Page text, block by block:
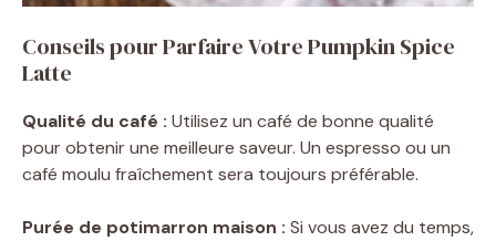
Conseils pour Parfaire Votre Pumpkin Spice
Latte
Qualité du café : Utilisez un café de bonne qualité
pour obtenir une meilleure saveur. Un espresso ou un
café moulu fraîchement sera toujours préférable.
Purée de potimarron maison : Si vous avez du temps,